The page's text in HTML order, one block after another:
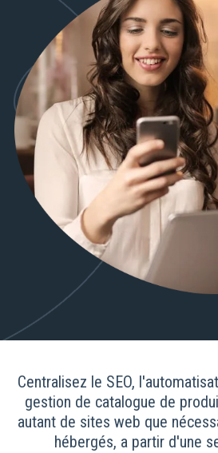
Centralisez le SEO,
gestion de catalogue de
autant de sites web que
hébergés, a partir d'une